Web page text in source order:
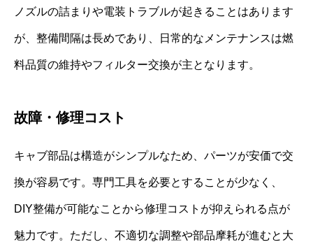
ノズルの詰まりや電装トラブルが起きることはあります
が、整備間隔は長めであり、日常的なメンテナンスは燃
料品質の維持やフィルター交換が主となります。
故障・修理コスト
キャブ部品は構造がシンプルなため、パーツが安価で交
換が容易です。専門工具を必要とすることが少なく、
DIY整備が可能なことから修理コストが抑えられる点が
魅力です。ただし、不適切な調整や部品摩耗が進むと大